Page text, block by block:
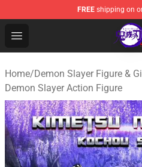
FREE shipping on
Open menu
Kimetsu no Yaiba Store -
Home/Demon Slayer Figure &
Demon Slayer Action Figure